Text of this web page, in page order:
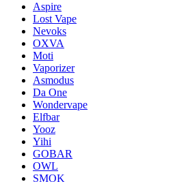
Aspire
Lost Vape
Nevoks
OXVA
Moti
Vaporizer
Asmodus
Da One
Wondervape
Elfbar
Yooz
Yihi
GOBAR
OWL
SMOK